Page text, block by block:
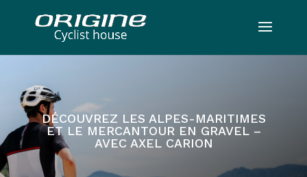
DÉCOUVREZ LES ALPES-MARITIMES
ET LE MERCANTOUR EN GRAVEL –
AVEC AXEL CARION